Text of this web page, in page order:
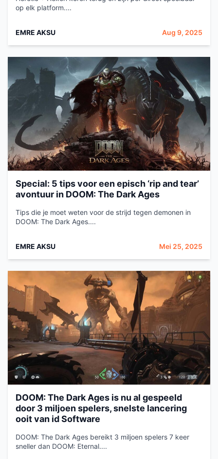
op elk platform....
EMRE AKSU Aug 9, 2025
Special: 5 tips voor een episch ‘rip and tear’
avontuur in DOOM: The Dark Ages
Tips die je moet weten voor de strijd tegen demonen in
DOOM: The Dark Ages....
EMRE AKSU Mei 25, 2025
DOOM: The Dark Ages is nu al gespeeld
door 3 miljoen spelers, snelste lancering
ooit van id Software
DOOM: The Dark Ages bereikt 3 miljoen spelers 7 keer
sneller dan DOOM: Eternal....